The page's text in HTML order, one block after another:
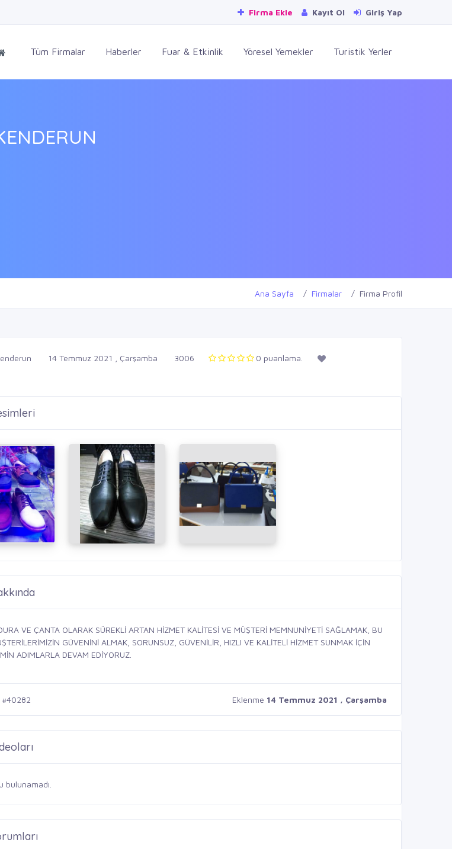
Firma Ekle Kayıt Ol Giriş Yap
Tüm Firmalar Haberler Fuar & Etkinlik Yöresel Yemekler Turistik Yerler
Ana Sayfa Firmalar Firma Profil
14 Temmuz 2021 , Çarşamba 3006 0 puanlama.
VE ÇANTA OLARAK SÜREKLİ ARTAN HİZMET KALİTESİ VE MÜŞTERİ MEMNUNİYETİ SAĞLAMAK, BU
GÜVENİNİ ALMAK, SORUNSUZ, GÜVENİLİR, HIZLI VE KALİTELİ HİZMET SUNMAK İÇİN
ADIMLARLA DEVAM EDİYORUZ.
#40282 Eklenme 14 Temmuz 2021 , Çarşamba
bulunamadı.